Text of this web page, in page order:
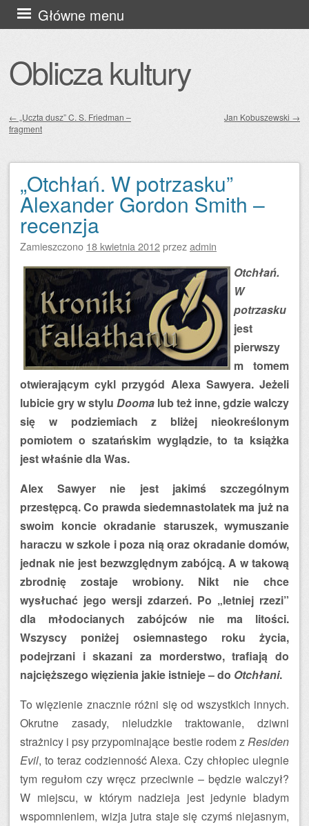
Oblicza kultury
Główne menu
Przejdź
do
Zobacz wpisy
← „Uczta dusz” C. S. Friedman –
fragment
Jan Kobuszewski →
„Otchłań. W potrzasku”
Alexander Gordon Smith –
recenzja
Zamieszczono 18 kwietnia 2012przezadmin
Otchłań.
W
potrzasku
jest
pierwszy
m tomem
otwierającym cykl przygód Alexa Sawyera. Jeżeli
lubicie gry w stylu Dooma lub też inne, gdzie walczy
się w podziemiach z bliżej nieokreślonym
pomiotem o szatańskim wyglądzie, to ta książka
jest właśnie dla Was.
Alex Sawyer nie jest jakimś szczególnym
przestępcą. Co prawda siedemnastolatek ma już na
swoim koncie okradanie staruszek, wymuszanie
haraczu w szkole i poza nią oraz okradanie domów,
jednak nie jest bezwzględnym zabójcą. A w takową
zbrodnię zostaje wrobiony. Nikt nie chce
wysłuchać jego wersji zdarzeń. Po „letniej rzezi”
dla młodocianych zabójców nie ma litości.
Wszyscy poniżej osiemnastego roku życia,
podejrzani i skazani za morderstwo, trafiają do
najcięższego więzienia jakie istnieje – do Otchłani.
To więzienie znacznie różni się od wszystkich innych.
Okrutne zasady, nieludzkie traktowanie, dziwni
strażnicy i psy przypominające bestie rodem zResiden
Evil, to teraz codzienność Alexa. Czy chłopiec ulegnie
tym regułom czy wręcz przeciwnie – będzie walczył?
W miejscu, w którym nadzieja jest jedynie bladym
wspomnieniem, wizja jutra staje się czymś niejasnym,